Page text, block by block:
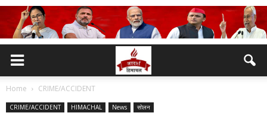
Home CRIME/ACCIDENT
CRIME/ACCIDENT HIMACHAL News सोलन